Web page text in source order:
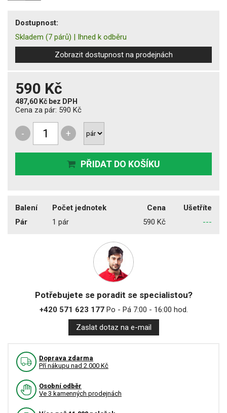
Dostupnost:
Skladem (7 párů) | Ihned k odběru
Zobrazit dostupnost na prodejnách
590 Kč
487,60 Kč bez DPH
Cena za pár: 590 Kč
- +
PŘIDAT DO KOŠÍKU
Balení Počet jednotek Cena
Ušetříte
Pár
1 pár 590 Kč ---
Potřebujete se poradit se specialistou?
+420 571 623 177Po - Pá 7:00 - 16:00 hod.
Zaslat dotaz na e-mail
Doprava zdarma
Pří nákupu nad 2.000 Kč
Osobní odběr
Ve 3 kamenných prodejnách